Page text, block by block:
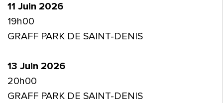
11 Juin 2026
19h00
GRAFF PARK DE SAINT-DENIS
13 Juin 2026
20h00
GRAFF PARK DE SAINT-DENIS